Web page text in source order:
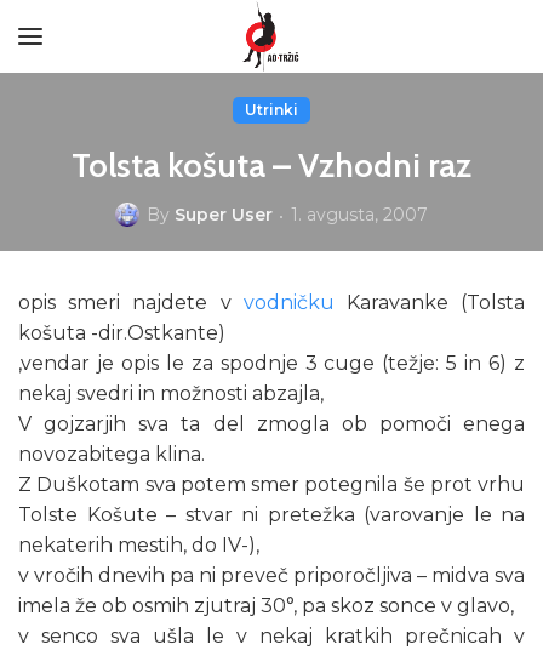
Utrinki
Tolsta košuta – Vzhodni raz
By Super User 1. avgusta, 2007
opis smeri najdete v vodničku Karavanke (Tolsta
košuta -dir.Ostkante)
,vendar je opis le za spodnje 3 cuge (težje: 5 in 6) z
nekaj svedri in možnosti abzajla,
V gojzarjih sva ta del zmogla ob pomoči enega
novozabitega klina.
Z Duškotam sva potem smer potegnila še prot vrhu
Tolste Košute – stvar ni pretežka (varovanje le na
nekaterih mestih, do IV-),
v vročih dnevih pa ni preveč priporočljiva – midva sva
imela že ob osmih zjutraj 30°, pa skoz sonce v glavo,
v senco sva ušla le v nekaj kratkih prečnicah v